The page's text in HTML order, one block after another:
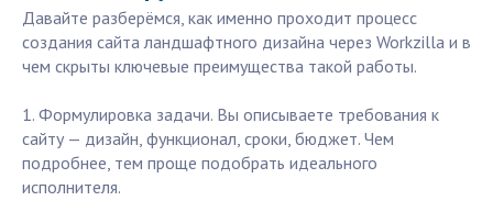
Давайте разберёмся, как именно проходит процесс
создания сайта ландшафтного дизайна через Workzilla и в
чем скрыты ключевые преимущества такой работы.
1. Формулировка задачи. Вы описываете требования к
сайту — дизайн, функционал, сроки, бюджет. Чем
подробнее, тем проще подобрать идеального
исполнителя.